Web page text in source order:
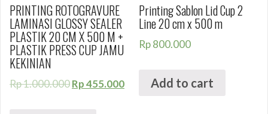
PRINTING ROTOGRAVURE
LAMINASI GLOSSY SEALER
PLASTIK 20 CM X 500 M +
PLASTIK PRESS CUP JAMU
KEKINIAN
Rp1.000.000Rp455.000
Printing Sablon Lid Cup 2
Line 20 cm x 500 m
Rp800.000
Add to cart